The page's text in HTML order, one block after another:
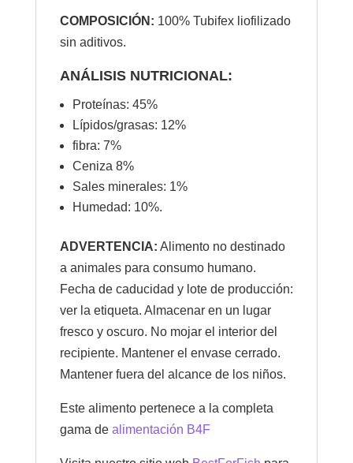
COMPOSICIÓN: 100% Tubifex liofilizado
sin aditivos.
ANÁLISIS NUTRICIONAL:
Proteínas: 45%
Lípidos/grasas: 12%
fibra: 7%
Ceniza 8%
Sales minerales: 1%
Humedad: 10%.
ADVERTENCIA: Alimento no destinado
a animales para consumo humano.
Fecha de caducidad y lote de producción:
ver la etiqueta. Almacenar en un lugar
fresco y oscuro. No mojar el interior del
recipiente. Mantener el envase cerrado.
Mantener fuera del alcance de los niños.
Este alimento pertenece a la completa
gama de alimentación B4F